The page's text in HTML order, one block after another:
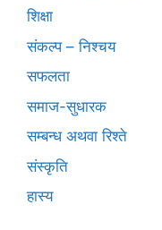
शिक्षा
संकल्प – निश्चय
सफलता
समाज-सुधारक
सम्बन्ध अथवा रिश्ते
संस्कृति
हास्य